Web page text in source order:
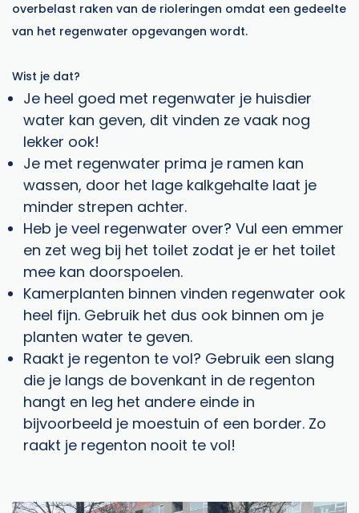
overbelast raken van de rioleringen omdat een gedeelte
van het regenwater opgevangen wordt.
Wist je dat?
Je heel goed met regenwater je huisdier
water kan geven, dit vinden ze vaak nog
lekker ook!
Je met regenwater prima je ramen kan
wassen, door het lage kalkgehalte laat je
minder strepen achter.
Heb je veel regenwater over? Vul een emmer
en zet weg bij het toilet zodat je er het toilet
mee kan doorspoelen.
Kamerplanten binnen vinden regenwater ook
heel fijn. Gebruik het dus ook binnen om je
planten water te geven.
Raakt je regenton te vol? Gebruik een slang
die je langs de bovenkant in de regenton
hangt en leg het andere einde in
bijvoorbeeld je moestuin of een border. Zo
raakt je regenton nooit te vol!